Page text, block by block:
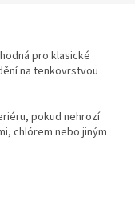
pro klasické
na tenkovrstvou
pokud nehrozí
chlórem nebo jiným